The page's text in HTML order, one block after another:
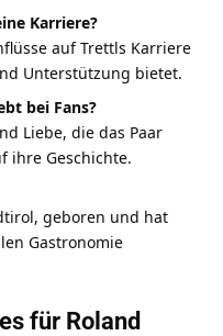
Karriere?
auf Trettls Karriere
Unterstützung bietet.
bei Fans?
Liebe, die das Paar
ihre Geschichte.
geboren und hat
Gastronomie
für Roland